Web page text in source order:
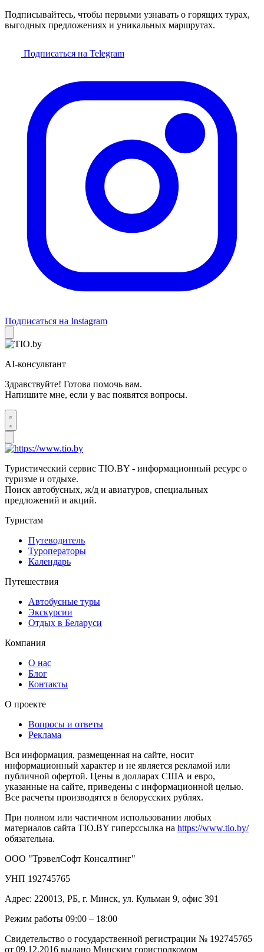
Подписывайтесь, чтобы первыми узнавать о горящих турах,
выгодных предложениях и уникальных маршрутах.
Подписаться на Telegram
Подписаться на Instagram
AI-консультант
Здравствуйте! Готова помочь вам.
Напишите мне, если у вас появятся вопросы.
Туристический сервис TIO.BY - информационный ресурс о
туризме и отдыхе.
Поиск автобусных, ж/д и авиатуров, специальных
предложений и акций.
Туристам
Путеводитель
Туроператоры
Календарь
Путешествия
Автобусные туры
Экскурсии
Отдых в Беларуси
Компания
О нас
Блог
Контакты
О проекте
Вопросы и ответы
Реклама
Вся информация, размещенная на сайте, носит
информационный характер и не является рекламой или
публичной офертой. Цены в долларах США и евро,
указанные на сайте, приведены с информационной целью.
Все расчеты производятся в белорусских рублях.
При полном или частичном использовании любых
материалов сайта TIO.BY гиперссылка на https://www.tio.by/
обязательна.
ООО "ТрэвелСофт Консалтинг"
УНП 192745765
Адрес: 220013, РБ, г. Минск, ул. Кульман 9, офис 391
Режим работы 09:00 – 18:00
Свидетельство о государственной регистрации № 192745765
от 09.12.2016 выдано Минским горисполкомом